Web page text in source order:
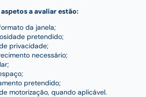
a avaliar estão:
da janela;
pretendido;
privacidade;
necessário;
pretendido;
motorização, quando aplicável.